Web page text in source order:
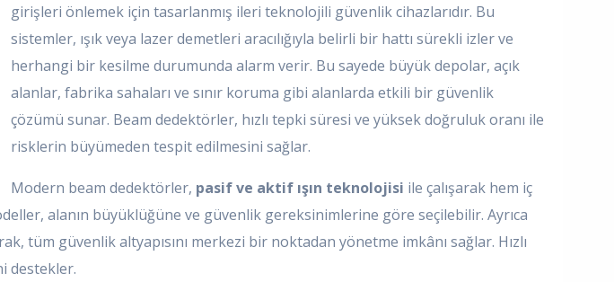
girişleri önlemek için tasarlanmış ileri teknolojili güvenlik cihazlarıdır. Bu
sistemler, ışık veya lazer demetleri aracılığıyla belirli bir hattı sürekli izler ve
herhangi bir kesilme durumunda alarm verir. Bu sayede büyük depolar, açık
alanlar, fabrika sahaları ve sınır koruma gibi alanlarda etkili bir güvenlik
çözümü sunar. Beam dedektörler, hızlı tepki süresi ve yüksek doğruluk oranı ile
risklerin büyümeden tespit edilmesini sağlar.
Modern beam dedektörler, pasif ve aktif ışın teknolojisi ile çalışarak hem iç
alanın büyüklüğüne ve güvenlik gereksinimlerine göre seçilebilir. Ayrıca
tüm güvenlik altyapısını merkezi bir noktadan yönetme imkânı sağlar. Hızlı
destekler.